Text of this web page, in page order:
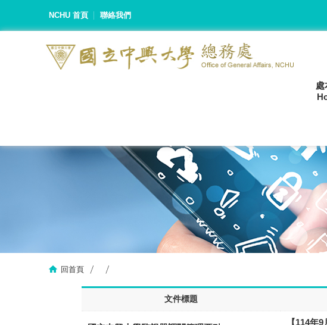
NCHU 首頁 聯絡我們
處
回首頁
文件標題
【